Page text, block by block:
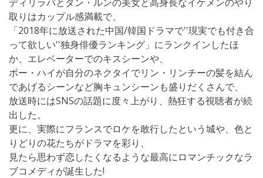
取りはカップル感満載で、
「2018年に放送された中国/韓国ドラマで''現実でも付き合
って欲しい''独身俳優ランキング」にランクインしたほ
か、エレベーターでのキスシーンや、
ボー・ハイが自分のネクタイでリン・リンチーの髪を結ん
であげるシーンなど胸キュンシーンも盛りだくさんで、
放送時にはSNSの話題に度々上がり、熱狂する視聴者が続
出した。
更に、実際にフランスでロケを敢行したという城や、色と
りどりの花たちがドラマを彩り、
見たら思わず恋したくなるような最高にロマンチックなラ
ブコメディが誕生した!